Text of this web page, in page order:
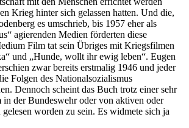
Krieg hinter sich gelassen hatten. Und die,
es umschrieb, bis 1957 eher als
agierenden Medien förderten diese
Film tat sein Übriges mit Kriegsfilmen
und „Hunde, wollt ihr ewig leben“. Eugen
zwar bereits erstmalig 1946 und jeder
Folgen des Nationalsozialismus
Dennoch scheint das Buch trotz einer sehr
in der Bundeswehr oder von aktiven oder
worden zu sein. Es widmete sich ja